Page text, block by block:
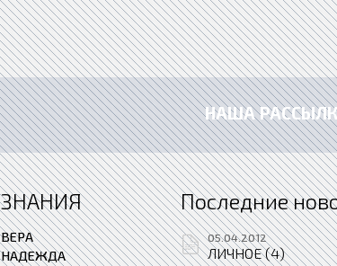
НАША
ЗНАНИЯ
ВЕРА
НАДЕЖДА
Последние
05.04.2012
ЛИЧНОЕ (4)